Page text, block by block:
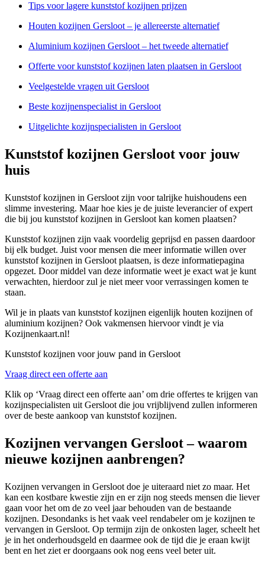
Tips voor lagere kunststof kozijnen prijzen
Houten kozijnen Gersloot – je allereerste alternatief
Aluminium kozijnen Gersloot – het tweede alternatief
Offerte voor kunststof kozijnen laten plaatsen in Gersloot
Veelgestelde vragen uit Gersloot
Beste kozijnenspecialist in Gersloot
Uitgelichte kozijnspecialisten in Gersloot
Kunststof kozijnen Gersloot voor jouw
huis
Kunststof kozijnen in Gersloot zijn voor talrijke huishoudens een
slimme investering. Maar hoe kies je de juiste leverancier of expert
die bij jou kunststof kozijnen in Gersloot kan komen plaatsen?
Kunststof kozijnen zijn vaak voordelig geprijsd en passen daardoor
bij elk budget. Juist voor mensen die meer informatie willen over
kunststof kozijnen in Gersloot plaatsen, is deze informatiepagina
opgezet. Door middel van deze informatie weet je exact wat je kunt
verwachten, hierdoor zul je niet meer voor verrassingen komen te
staan.
Wil je in plaats van kunststof kozijnen eigenlijk houten kozijnen of
aluminium kozijnen? Ook vakmensen hiervoor vindt je via
Kozijnenkaart.nl!
Kunststof kozijnen voor jouw pand in Gersloot
Vraag direct een offerte aan
Klik op ‘Vraag direct een offerte aan’ om drie offertes te krijgen van
kozijnspecialisten uit Gersloot die jou vrijblijvend zullen informeren
over de beste aankoop van kunststof kozijnen.
Kozijnen vervangen Gersloot – waarom
nieuwe kozijnen aanbrengen?
Kozijnen vervangen in Gersloot doe je uiteraard niet zo maar. Het
kan een kostbare kwestie zijn en er zijn nog steeds mensen die liever
gaan voor het om de zo veel jaar behouden van de bestaande
kozijnen. Desondanks is het vaak veel rendabeler om je kozijnen te
vervangen in Gersloot. Op termijn zijn de onkosten lager, scheelt het
je in het onderhoudsgeld en daarmee ook de tijd die je eraan kwijt
bent en het ziet er doorgaans ook nog eens veel beter uit.